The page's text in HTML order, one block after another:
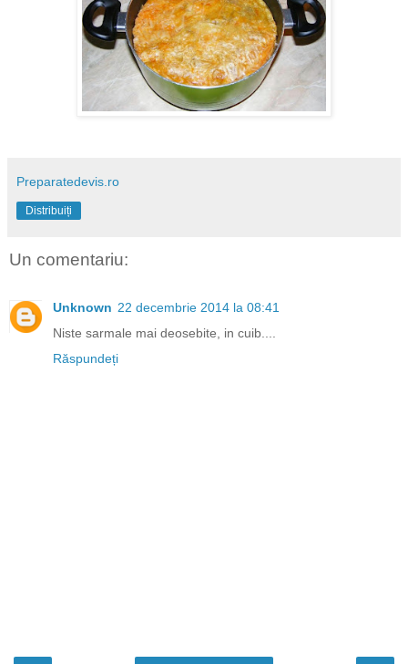
Preparatedevis.ro
Distribuiți
Un comentariu:
Unknown 22 decembrie 2014 la 08:41
Niste sarmale mai deosebite, in cuib....
Răspundeți